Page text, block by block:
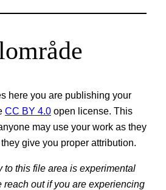
here you are publishing your
CC BY 4.0 open license. This
may use your work as they
give you proper attribution.
to this file area is experimental
reach out if you are experiencing